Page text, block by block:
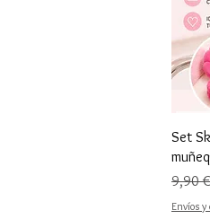
Set
Preu
9,90 €
Envíos y